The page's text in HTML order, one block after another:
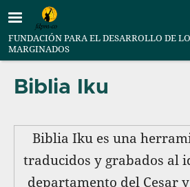
Pasar al contenido principal
FUNDACIÓN PARA EL DESARROLLO DE
MARGINADOS
Biblia Iku
Biblia Iku es una
traducidos y grabados al
departamento del Cesar